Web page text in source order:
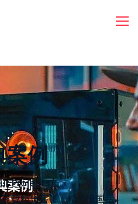
案例
Projects/
载精忠岳飞：精忠报国岳